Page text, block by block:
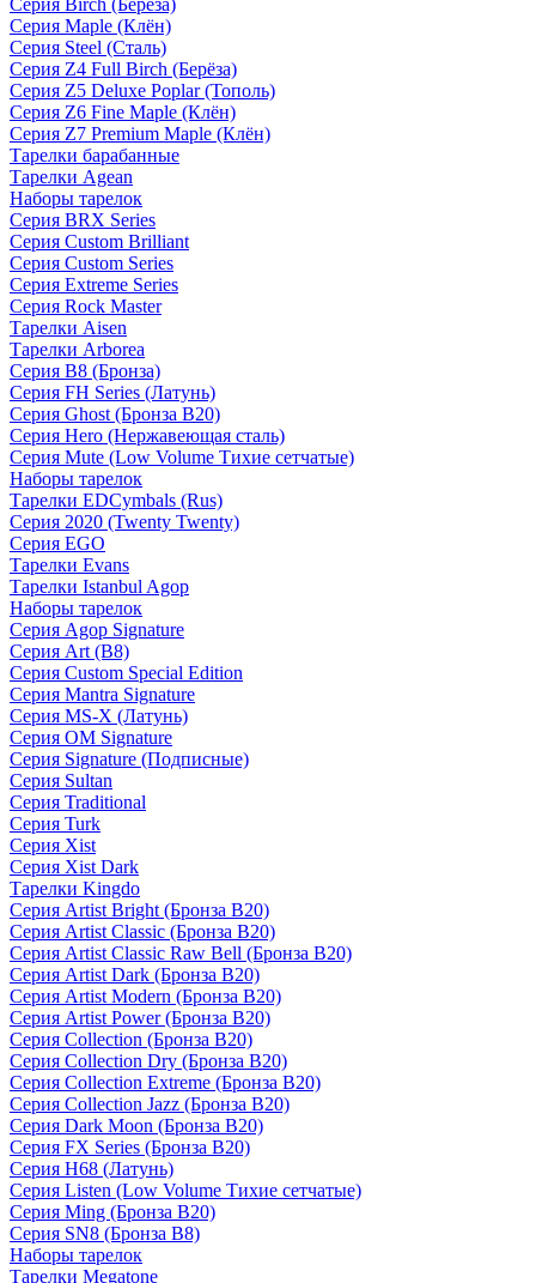
Серия Birch (Берёза)
Серия Maple (Клён)
Серия Steel (Сталь)
Серия Z4 Full Birch (Берёза)
Серия Z5 Deluxe Poplar (Тополь)
Серия Z6 Fine Maple (Клён)
Серия Z7 Premium Maple (Клён)
Тарелки барабанные
Тарелки Agean
Наборы тарелок
Серия BRX Series
Серия Custom Brilliant
Серия Custom Series
Серия Extreme Series
Серия Rock Master
Тарелки Aisen
Тарелки Arborea
Серия B8 (Бронза)
Серия FH Series (Латунь)
Серия Ghost (Бронза B20)
Серия Hero (Нержавеющая сталь)
Серия Mute (Low Volume Тихие сетчатые)
Наборы тарелок
Тарелки EDCymbals (Rus)
Серия 2020 (Twenty Twenty)
Серия EGO
Тарелки Evans
Тарелки Istanbul Agop
Наборы тарелок
Серия Agop Signature
Серия Art (B8)
Серия Custom Special Edition
Серия Mantra Signature
Серия MS-X (Латунь)
Серия OM Signature
Серия Signature (Подписные)
Серия Sultan
Серия Traditional
Серия Turk
Серия Xist
Серия Xist Dark
Тарелки Kingdo
Серия Artist Bright (Бронза B20)
Серия Artist Classic (Бронза B20)
Серия Artist Classic Raw Bell (Бронза B20)
Серия Artist Dark (Бронза B20)
Серия Artist Modern (Бронза B20)
Серия Artist Power (Бронза B20)
Серия Collection (Бронза B20)
Серия Collection Dry (Бронза B20)
Серия Collection Extreme (Бронза B20)
Серия Collection Jazz (Бронза B20)
Серия Dark Moon (Бронза B20)
Серия FX Series (Бронза B20)
Серия H68 (Латунь)
Серия Listen (Low Volume Тихие сетчатые)
Серия Ming (Бронза B20)
Серия SN8 (Бронза B8)
Наборы тарелок
Тарелки Megatone